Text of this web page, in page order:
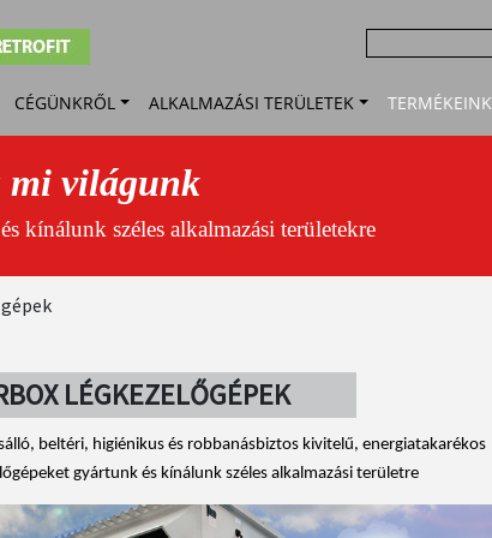
Main
CÉGÜNKRŐL ALKALMAZÁSI TERÜLETEK TERMÉKEINK
mi világunk
kínálunk széles alkalmazási területekre
LÉGKEZELŐGÉPEK
beltéri, higiénikus és robbanásbiztos kivitelű, energiatakarékos
gyártunk és kínálunk széles alkalmazási területre